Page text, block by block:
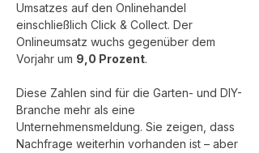
Umsatzes auf den Onlinehandel
einschließlich Click & Collect. Der
Onlineumsatz wuchs gegenüber dem
Vorjahr um 9,0 Prozent.
Diese Zahlen sind für die Garten- und DIY-
Branche mehr als eine
Unternehmensmeldung. Sie zeigen, dass
Nachfrage weiterhin vorhanden ist – aber